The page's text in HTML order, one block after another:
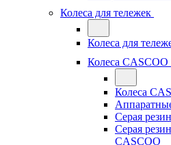
Колеса для тележек
Колеса для
Колеса
Колеса
Серая
Серая
CASCOO